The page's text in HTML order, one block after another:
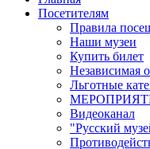
Посетителям
Правила
Наши музеи
Купить билет
Независимая
Льготные
Видеоканал
"Русский